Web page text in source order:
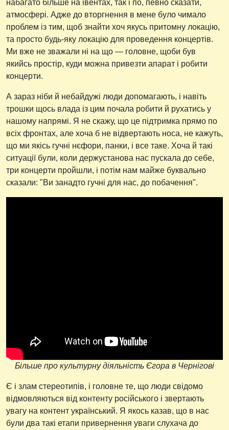
набагато більше на івентах, так і по, певно сказати,
атмосфері. Адже до вторгнення в мене було чимало
проблем із тим, щоб знайти хоч якусь притомну локацію,
та просто будь-яку локацію для проведення концертів.
Ми вже не зважали ні на що — головне, щоби був
якийсь простір, куди можна привезти апарат і робити
концерти.
А зараз ніби й небайдужі люди допомагають, і навіть
трошки щось влада із цим почала робити й рухатись у
нашому напрямі. Я не скажу, що це підтримка прямо по
всіх фронтах, але хоча б не відвертають носа, не кажуть,
що ми якісь гучні нєфори, панки, і все таке. Хоча й такі
ситуації були, коли держустанова нас пускала до себе,
три концерти пройшли, і потім нам майже буквально
сказали: "Ви занадто гучні для нас, до побачення".
Більше про культурну діяльність Єгора в Чернігові
Є і злам стереотипів, і головне те, що люди свідомо
відмовляються від контенту російського і звертають
увагу на контент український. Я якось казав, що в нас
були два такі етапи привернення уваги слухача до